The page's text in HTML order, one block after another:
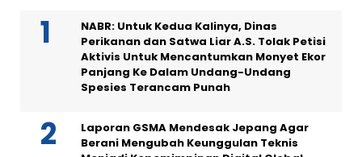
NABR: Untuk Kedua Kalinya, Dinas
Perikanan dan Satwa Liar A.S. Tolak Petisi
Aktivis Untuk Mencantumkan Monyet Ekor
Panjang Ke Dalam Undang-Undang
Spesies Terancam Punah
Laporan GSMA Mendesak Jepang Agar
Berani Mengubah Keunggulan Teknis